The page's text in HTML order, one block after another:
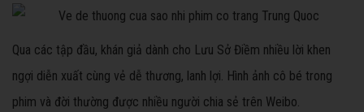
Qua các tập đầu, khán giả dành cho Lưu Sở Điềm nhiều lời khen
ngợi diễn xuất cùng vẻ dễ thương, lanh lợi. Hình ảnh cô bé trong
phim và đời thường được nhiều người chia sẻ trên Weibo.